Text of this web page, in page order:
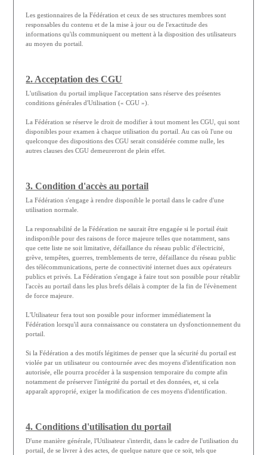
Les gestionnaires de la Fédération et ceux de ses structures membres sont
responsables du contenu et de la mise à jour ou de l'exactitude des
informations qu'ils communiquent ou mettent à la disposition des utilisateurs
au moyen du portail.
2. Acceptation des CGU
L'utilisation du portail implique l'acceptation sans réserve des présentes
conditions générales d'Utilisation (« CGU »).
La Fédération se réserve le droit de modifier à tout moment les CGU, qui sont
disponibles pour examen à chaque utilisation du portail. Au cas où l'une ou
quelconque des dispositions des CGU serait considérée comme nulle, les
autres clauses des CGU demeureront de plein effet.
3. Condition d'accès au portail
La Fédération s'engage à rendre disponible le portail dans le cadre d'une
utilisation normale.
La responsabilité de la Fédération ne saurait être engagée si le portail était
indisponible pour des raisons de force majeure telles que notamment, sans
que cette liste ne soit limitative, défaillance du réseau public d'électricité,
grève, tempêtes, guerres, tremblements de terre, défaillance du réseau public
des télécommunications, perte de connectivité internet dues aux opérateurs
publics et privés. La Fédération s'engage à faire tout son possible pour rétablir
l'accès au portail dans les plus brefs délais à compter de la fin de l'évènement
de force majeure.
L'Utilisateur fera tout son possible pour informer immédiatement la
Fédération lorsqu'il aura connaissance ou constatera un dysfonctionnement du
portail.
Si la Fédération a des motifs légitimes de penser que la sécurité du portail est
violée par un utilisateur ou contournée avec des moyens d'identification non
autorisée, elle pourra procéder à la suspension temporaire du compte afin
notamment de préserver l'intégrité du portail et des données, et, si cela
apparaît approprié, exiger la modification de ces moyens d'identification.
4. Conditions d'utilisation du portail
D'une manière générale, l'Utilisateur s'interdit, dans le cadre de l'utilisation du
portail, de se livrer à des actes, de quelque nature que ce soit, tels que